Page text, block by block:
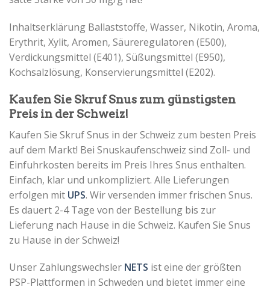
Inhaltserklärung Ballaststoffe, Wasser, Nikotin, Aroma,
Erythrit, Xylit, Aromen, Säureregulatoren (E500),
Verdickungsmittel (E401), Süßungsmittel (E950),
Kochsalzlösung, Konservierungsmittel (E202).
Kaufen Sie Skruf Snus zum günstigsten
Preis in der Schweiz!
Kaufen Sie Skruf Snus in der Schweiz zum besten Preis
auf dem Markt! Bei Snuskaufenschweiz sind Zoll- und
Einfuhrkosten bereits im Preis Ihres Snus enthalten.
Einfach, klar und unkompliziert. Alle Lieferungen
erfolgen mit UPS. Wir versenden immer frischen Snus.
Es dauert 2-4 Tage von der Bestellung bis zur
Lieferung nach Hause in die Schweiz. Kaufen Sie Snus
zu Hause in der Schweiz!
Unser Zahlungswechsler NETS ist eine der größten
PSP-Plattformen in Schweden und bietet immer eine